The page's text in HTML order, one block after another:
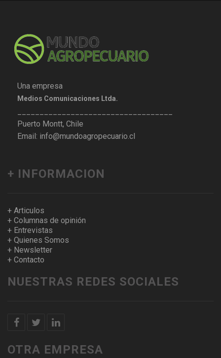
Una empresa
Medios Comunicaciones Ltda.
Puerto Montt, Chile
Email: info@mundoagropecuario.cl
+ INFORMACION
+ Articulos
+ Columnas de opinión
+ Entrevistas
+ Quienes Somos
+ Newsletter
+ Contacto
NUESTRAS REDES SOCIALES
OTRA EMPRESA